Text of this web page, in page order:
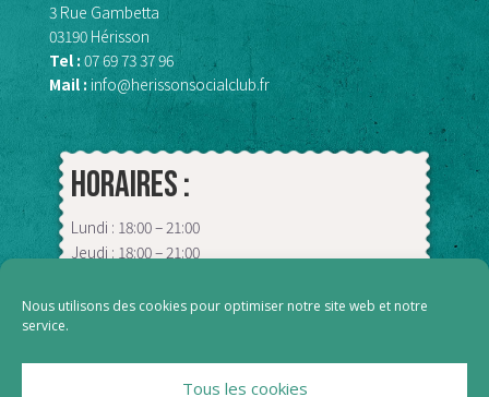
Nous utilisons des cookies pour optimiser notre site web et notre
service.
Tous les cookies
3 Rue Gambetta
03190 Hérisson
Tel :07 69 73 37 96
Mail : info@herissonsocialclub.fr
Horaires :
Lundi : 18:00 – 21:00
Jeudi : 18:00 – 21:00
Samedi : 18:00 – 00:00